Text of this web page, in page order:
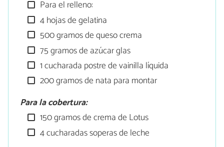
Para el relleno:
4 hojas de gelatina
500 gramos de queso crema
75 gramos de azúcar glas
1 cucharada postre de vainilla líquida
200 gramos de nata para montar
Para la cobertura:
150 gramos de crema de Lotus
4 cucharadas soperas de leche